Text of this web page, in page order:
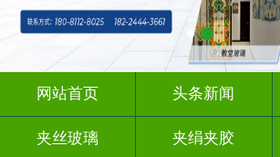
网站首页 头条新闻
夹丝玻璃 夹绢夹胶